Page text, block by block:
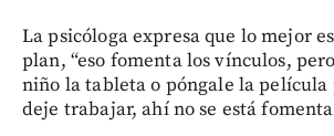
La psicóloga expresa que lo mejor
plan, “eso fomenta los vínculos,
niño la tableta o póngale la película
deje trabajar, ahí no se está